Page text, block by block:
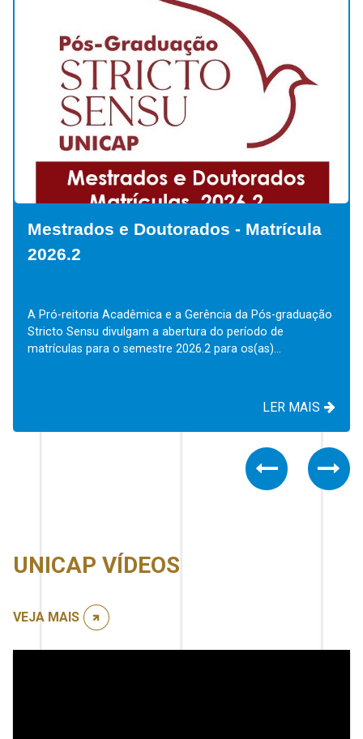
Mestrados e Doutorados - Matrícula
2026.2
A Pró-reitoria Acadêmica e a Gerência da Pós-graduação
Stricto Sensu divulgam a abertura do período de
matrículas para o semestre 2026.2 para os(as)...
LER MAIS
Previous
UNICAP VÍDEOS
VEJA MAIS